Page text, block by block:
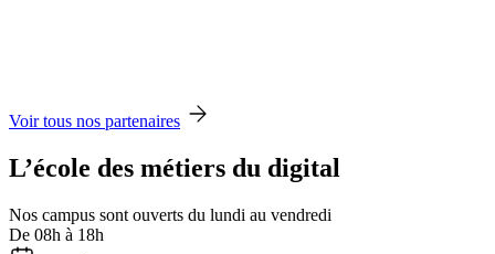
Voir tous nos partenaires
L’école des métiers du digital
Nos campus sont ouverts du lundi au vendredi
De 08h à 18h